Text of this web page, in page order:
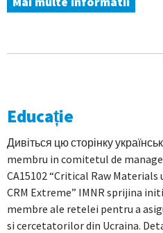
Educație
Дивіться цю сторінку
membru in comitetul de
CA15102 “Critical Raw
CRM Extreme” IMNR sprijina
membre ale retelei pentru a
si cercetatorilor din Ucraina.